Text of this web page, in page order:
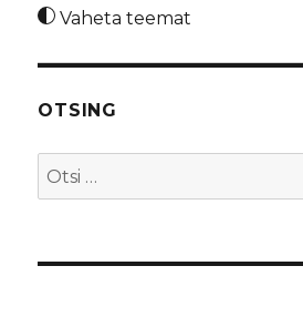
Vaheta teemat
OTSING
Otsi: